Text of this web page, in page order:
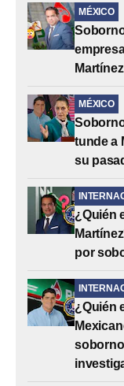
MÉXICO
Martínez
MÉXICO
tunde a
su
¿Quién
por
¿Quién